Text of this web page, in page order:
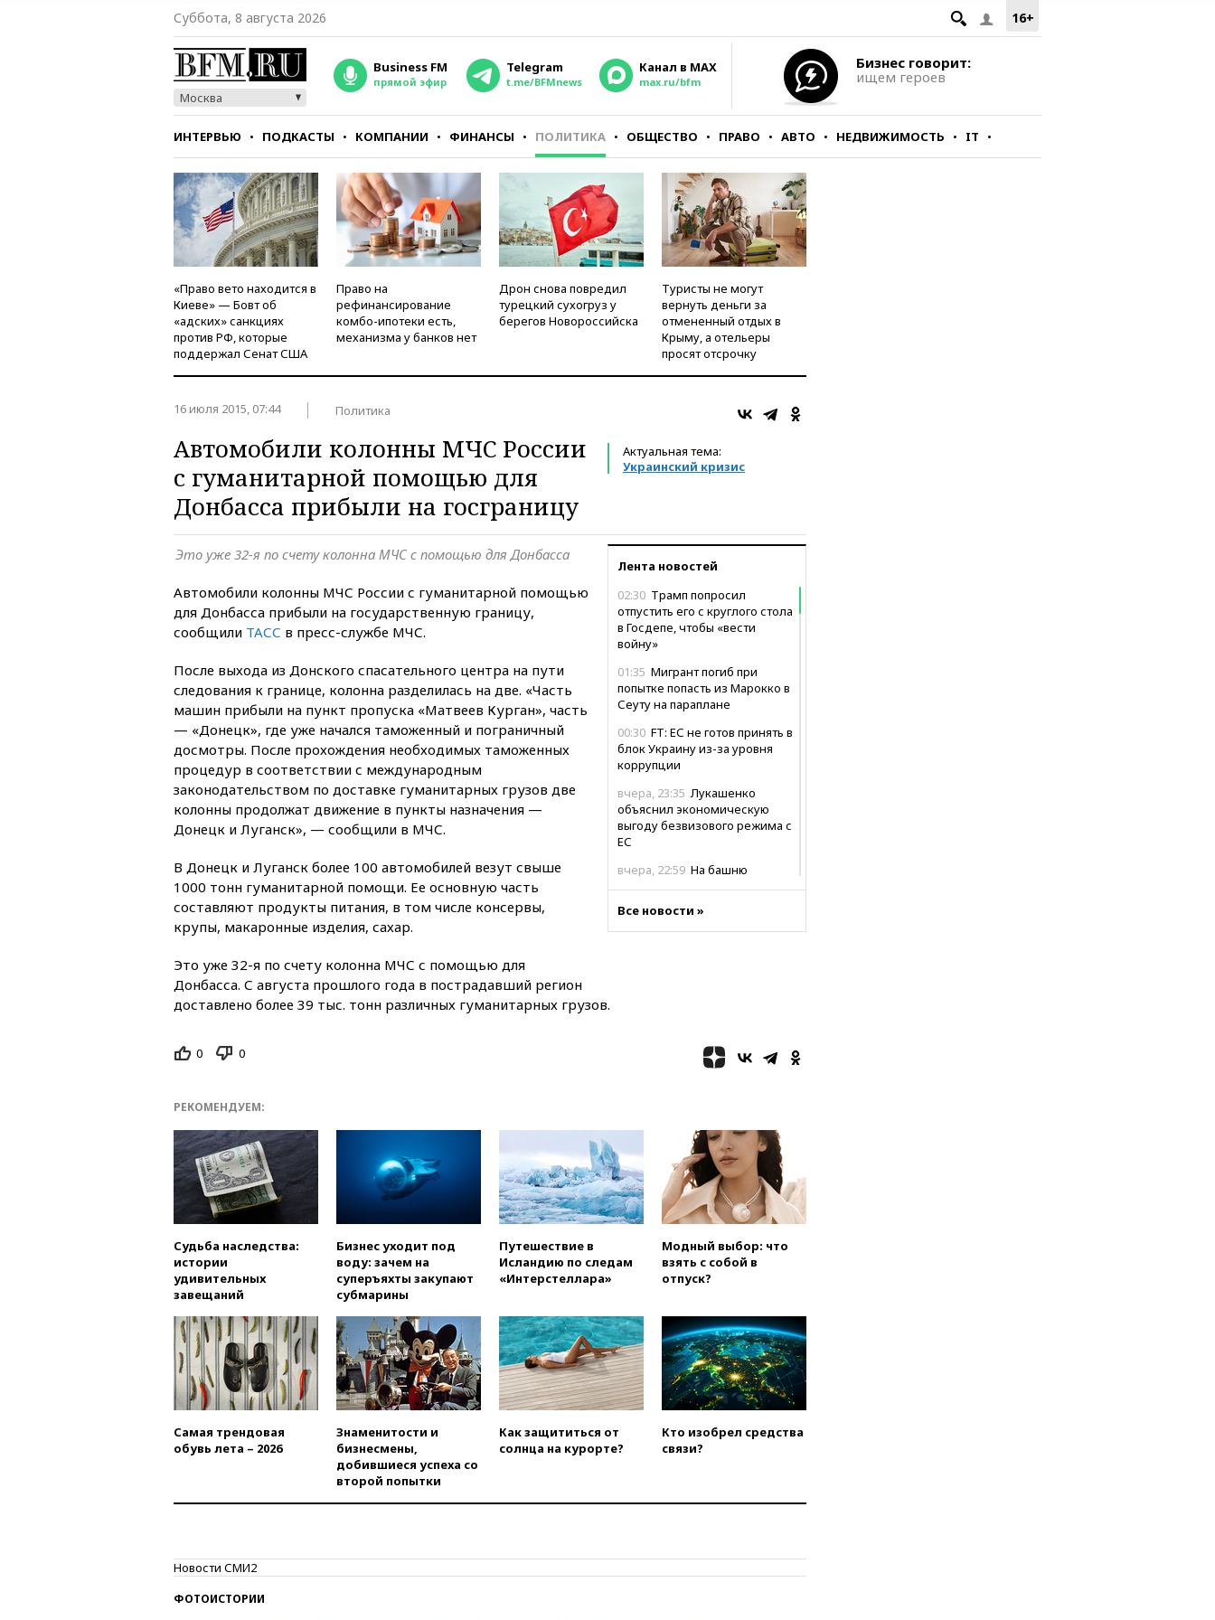
16+
Суббота, 8 августа 2026
Москва
Business FM
прямой эфир
Telegram
t.me/BFMnews
Канал в MAX
max.ru/bfm
Бизнес говорит:
ищем героев
ИНТЕРВЬЮ ПОДКАСТЫ КОМПАНИИ ФИНАНСЫ ПОЛИТИКА ОБЩЕСТВО ПРАВО АВТО НЕДВИЖИМОСТЬ IT
СТИЛЬ ТЕСТЫ
«Право вето находится в
Киеве» — Бовт об
«адских» санкциях
против РФ, которые
поддержал Сенат США
Право на
рефинансирование
комбо-ипотеки есть,
механизма у банков нет
Дрон снова повредил
турецкий сухогруз у
берегов Новороссийска
Туристы не могут
вернуть деньги за
отмененный отдых в
Крыму, а отельеры
просят отсрочку
16 июля 2015, 07:44 Политика
Актуальная тема:
Украинский кризис
Автомобили колонны МЧС России
с гуманитарной помощью для
Донбасса прибыли на госграницу
Лента новостей
02:30 Трамп попросил
отпустить его с круглого стола
в Госдепе, чтобы «вести
войну»
01:35 Мигрант погиб при
попытке попасть из Марокко в
Сеуту на параплане
00:30 FT: ЕС не готов принять в
блок Украину из-за уровня
коррупции
вчера, 23:35 Лукашенко
объяснил экономическую
выгоду безвизового режима с
ЕС
вчера, 22:59 На башню
скульптуру балерины
огня США и Ирана
Путин поручил
выделить средства на новые
РЛС для Белгородской
области
вчера, 21:56The Atlantic: Маск
использовании Starlink для
атак вглубь РФ
складе в Брянске возбудили
уголовное дело
вчера, 21:26Лидеры сборной
РФ по гимнастике получили
официальный отказ в визах от
Хорватии
вчера, 21:15 Пентагон
опубликовал 16 новых видео с
вчера, 20:53Швыдкой:
«Интервидение» точно
Все новости »
Это уже 32-я по счету колонна МЧС с помощью для Донбасса
Автомобили колонны МЧС России с гуманитарной помощью
для Донбасса прибыли на государственную границу,
сообщили ТАСС в пресс-службе МЧС.
После выхода из Донского спасательного центра на пути
следования к границе, колонна разделилась на две. «Часть
машин прибыли на пункт пропуска «Матвеев Курган», часть
— «Донецк», где уже начался таможенный и пограничный
досмотры. После прохождения необходимых таможенных
процедур в соответствии с международным
законодательством по доставке гуманитарных грузов две
колонны продолжат движение в пункты назначения —
Донецк и Луганск», — сообщили в МЧС.
В Донецк и Луганск более 100 автомобилей везут свыше
1000 тонн гуманитарной помощи. Ее основную часть
составляют продукты питания, в том числе консервы,
крупы, макаронные изделия, сахар.
Это уже 32-я по счету колонна МЧС с помощью для
Донбасса. С августа прошлого года в пострадавший регион
доставлено более 39 тыс. тонн различных гуманитарных грузов.
0 0
РЕКОМЕНДУЕМ:
Судьба наследства:
истории
удивительных
завещаний
Бизнес уходит под
воду: зачем на
суперъяхты закупают
субмарины
Путешествие в
Исландию по следам
«Интерстеллара»
Модный выбор: что
взять с собой в
отпуск?
Самая трендовая
обувь лета – 2026
Знаменитости и
бизнесмены,
добившиеся успеха со
второй попытки
Как защититься от
солнца на курорте?
Кто изобрел средства
связи?
Новости СМИ2
ФОТОИСТОРИИ